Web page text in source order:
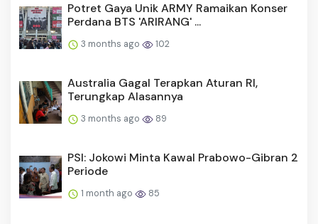
Potret Gaya Unik ARMY Ramaikan Konser
Perdana BTS 'ARIRANG' ...
3 months ago 102
Australia Gagal Terapkan Aturan RI,
Terungkap Alasannya
3 months ago 89
PSI: Jokowi Minta Kawal Prabowo-Gibran 2
Periode
1 month ago 85